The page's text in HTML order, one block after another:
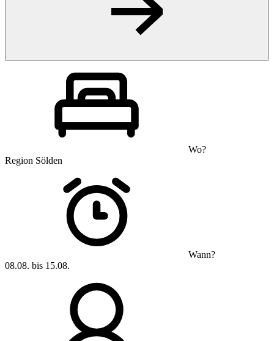
Wo?
Region Sölden
Wann?
08.08. bis 15.08.